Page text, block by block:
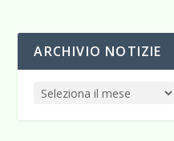
ARCHIVIO NOTIZIE